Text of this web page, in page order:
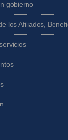
gobierno
los Afiliados,